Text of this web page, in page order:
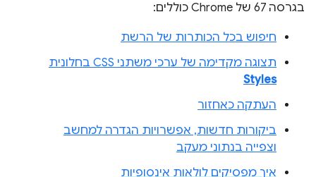
בגרסה 67 של Chrome כוללים:
חיפוש בכל הכותרות של הרשת
תצוגה מקדימה של ערכי משתני CSS בחלונית
Styles
העתקה כאחזור
ביקורות חדשות, אפשרויות הגדרה למחשב
וצפייה בנתוני מעקב
איך מפסיקים לולאות אינסופיות